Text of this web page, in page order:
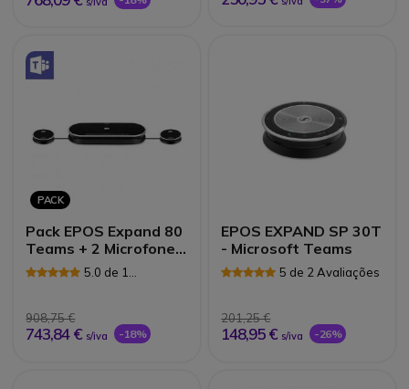
PACK
Pack EPOS Expand 80
Teams + 2 Microfone
de extens5.0 de 1
908,75 €
743,84 € s/iva -18%
EPOS EXPAND SP 30T
- Microsoft Teams
5 de 2 Avaliações
201,25 €
148,95 € s/iva -26%